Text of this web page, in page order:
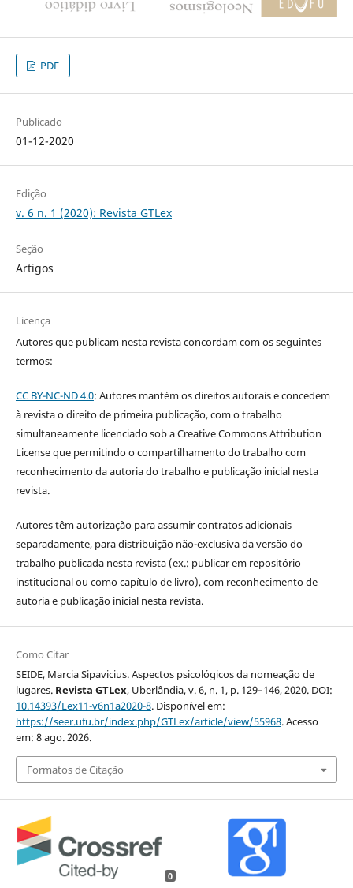
PDF
Publicado
01-12-2020
Edição
v. 6 n. 1 (2020): Revista GTLex
Seção
Artigos
Licença
Autores que publicam nesta revista concordam com os seguintes
termos:
CC BY-NC-ND 4.0: Autores mantém os direitos autorais e concedem
à revista o direito de primeira publicação, com o trabalho
simultaneamente licenciado sob a Creative Commons Attribution
License que permitindo o compartilhamento do trabalho com
reconhecimento da autoria do trabalho e publicação inicial nesta
revista.
Autores têm autorização para assumir contratos adicionais
separadamente, para distribuição não-exclusiva da versão do
trabalho publicada nesta revista (ex.: publicar em repositório
institucional ou como capítulo de livro), com reconhecimento de
autoria e publicação inicial nesta revista.
Como Citar
SEIDE, Marcia Sipavicius. Aspectos psicológicos da nomeação de
lugares. Revista GTLex, Uberlândia, v. 6, n. 1, p. 129–146, 2020. DOI:
10.14393/Lex11-v6n1a2020-8. Disponível em:
https://seer.ufu.br/index.php/GTLex/article/view/55968. Acesso
em: 8 ago. 2026.
Formatos de Citação
0